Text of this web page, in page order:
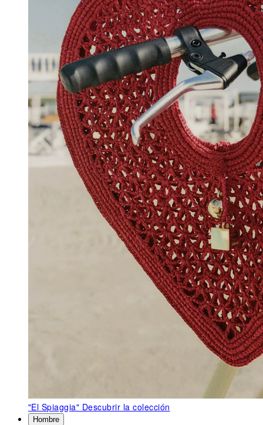
"El Spiaggia" Descubrir la colección
Hombre